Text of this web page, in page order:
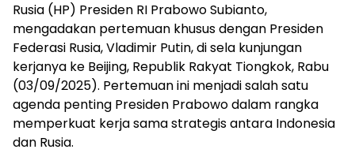
Rusia (HP) Presiden RI Prabowo Subianto,
mengadakan pertemuan khusus dengan Presiden
Federasi Rusia, Vladimir Putin, di sela kunjungan
kerjanya ke Beijing, Republik Rakyat Tiongkok, Rabu
(03/09/2025). Pertemuan ini menjadi salah satu
agenda penting Presiden Prabowo dalam rangka
memperkuat kerja sama strategis antara Indonesia
dan Rusia.